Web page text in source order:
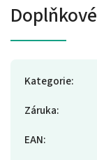
Kategorie:
Záruka:
EAN: